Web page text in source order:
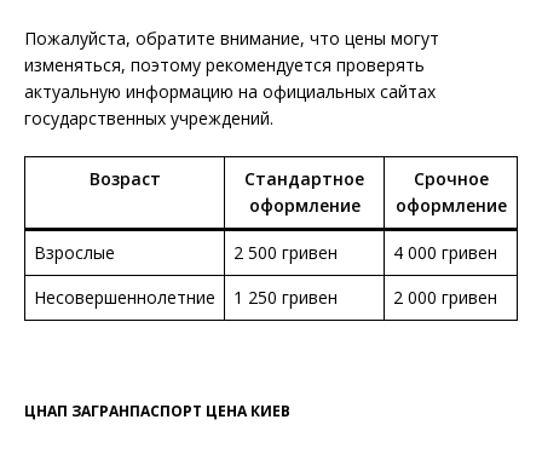
Пожалуйста, обратите внимание, что цены могут
изменяться, поэтому рекомендуется проверять
актуальную информацию на официальных сайтах
государственных учреждений.
Возраст
Стандартное
оформление
Срочное
оформление
Взрослые 2 500 гривен
4 000 гривен
Несовершеннолетние
1 250 гривен 2 000 гривен
ЦНАП ЗАГРАНПАСПОРТ ЦЕНА КИЕВ